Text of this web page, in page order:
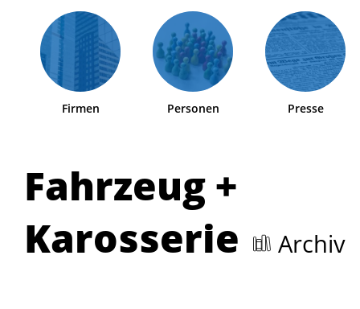
Firmen Personen Presse
Fahrzeug +
Karosserie
Archiv